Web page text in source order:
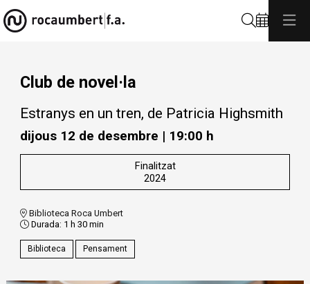
Club de novel·la
Estranys en un tren, de Patricia Highsmith
dijous 12 de desembre | 19:00 h
Finalitzat
2024
Biblioteca Roca Umbert
Durada: 1 h 30 min
Biblioteca Pensament